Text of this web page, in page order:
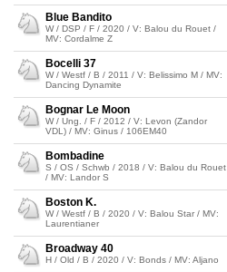
Blue Bandito
W / DSP / F / 2020 / V: Balou du Rouet /
MV: Cordalme Z
Bocelli 37
W / Westf / B / 2011 / V: Belissimo M / MV:
Dancing Dynamite
Bognar Le Moon
W / Ung. / F / 2012 / V: Levon (Zandor
VDL) / MV: Ginus / 106EM40
Bombadine
S / OS / Schwb / 2018 / V: Balou du Rouet
/ MV: Landor S
Boston K.
W / Westf / B / 2020 / V: Balou Star / MV:
Laurentianer
Broadway 40
H / Old / B / 2020 / V: Bonds / MV: Aljano